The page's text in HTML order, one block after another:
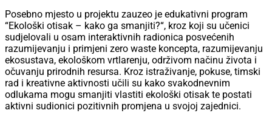
Posebno mjesto u projektu zauzeo je edukativni program
“Ekološki otisak – kako ga smanjiti?“, kroz koji su učenici
sudjelovali u osam interaktivnih radionica posvećenih
razumijevanju i primjeni zero waste koncepta, razumijevanju
ekosustava, ekološkom vrtlarenju, održivom načinu života i
očuvanju prirodnih resursa. Kroz istraživanje, pokuse, timski
rad i kreativne aktivnosti učili su kako svakodnevnim
odlukama mogu smanjiti vlastiti ekološki otisak te postati
aktivni sudionici pozitivnih promjena u svojoj zajednici.